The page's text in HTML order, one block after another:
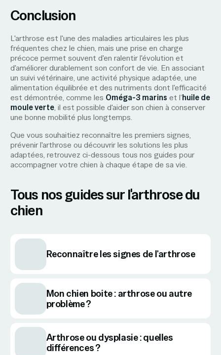
Conclusion
L'arthrose est l'une des maladies articulaires les plus
fréquentes chez le chien, mais une prise en charge
précoce permet souvent d'en ralentir l'évolution et
d'améliorer durablement son confort de vie. En associant
un suivi vétérinaire, une activité physique adaptée, une
alimentation équilibrée et des nutriments dont l'efficacité
est démontrée, comme les Oméga-3 marins et l’huile de
moule verte, il est possible d'aider son chien à conserver
une bonne mobilité plus longtemps.
Que vous souhaitiez reconnaître les premiers signes,
prévenir l'arthrose ou découvrir les solutions les plus
adaptées, retrouvez ci-dessous tous nos guides pour
accompagner votre chien à chaque étape de sa vie.
Tous nos guides sur l'arthrose du
chien
Reconnaître les signes de l'arthrose
Mon chien boite : arthrose ou autre
problème ?
Arthrose ou dysplasie : quelles
différences ?